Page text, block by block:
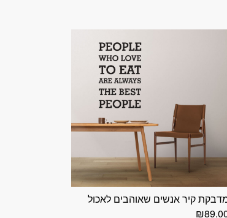
קיר אנשים שאוהבים לאכול
₪